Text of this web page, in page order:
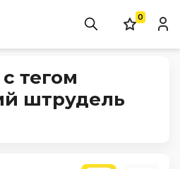
0
тегом
штрудель